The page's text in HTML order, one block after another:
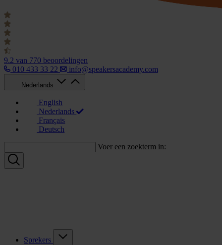
9.2 van 770 beoordelingen
010 433 33 22
info@speakersacademy.com
Nederlands
English
Nederlands
Français
Deutsch
Voer een zoekterm in:
Sprekers